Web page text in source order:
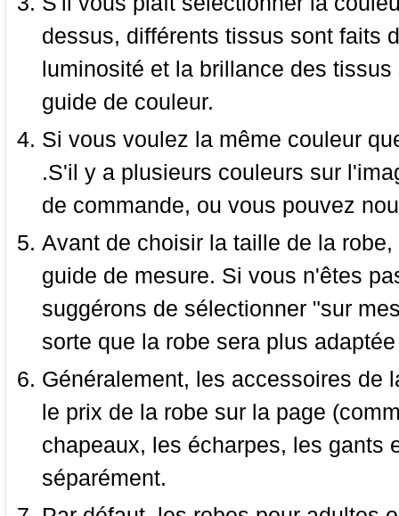
dessus, différents tissus sont faits
luminosité et la brillance des
guide de couleur.
Si vous voulez la même couleur
.S'il y a plusieurs couleurs sur
de commande, ou vous pouvez
Avant de choisir la taille de la
guide de mesure. Si vous n'êtes
suggérons de sélectionner "sur
sorte que la robe sera plus
Généralement, les accessoires de
le prix de la robe sur la page
chapeaux, les écharpes, les gants
séparément.